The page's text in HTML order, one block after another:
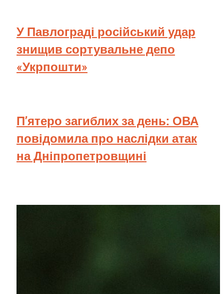
У Павлограді російський удар
знищив сортувальне депо
«Укрпошти»
П’ятеро загиблих за день: ОВА
повідомила про наслідки атак
на Дніпропетровщині